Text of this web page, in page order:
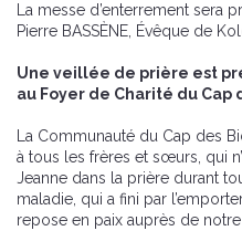
La messe d’enterrement sera
Pierre BASSÈNE, Évêque de
Une veillée de prière est
au Foyer de Charité du Cap
La Communauté du Cap des
à tous les frères et sœurs, qui
Jeanne dans la prière durant
maladie, qui a fini par
repose en paix auprès de